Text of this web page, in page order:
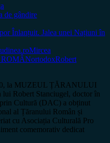
de gândire
Înlanțuit. Jalea unei Națiuni în
Mircea
ortodoxRobert
la MUZEUL ȚĂRANULUI
Robert Stanciugel, doctor în
Cultură (DAC) a obținut
al Țăranului Român și
cu Asociația Culturală Pro
comemorativ dedicat